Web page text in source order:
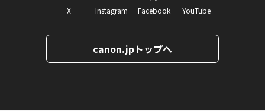
X Instagram Facebook YouTube
canon.jpトップへ